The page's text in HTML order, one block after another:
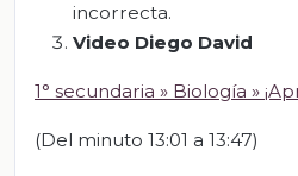
incorrecta.
Video Diego David
1° secundaria » Biología »
(Del minuto 13:01 a 13:47)